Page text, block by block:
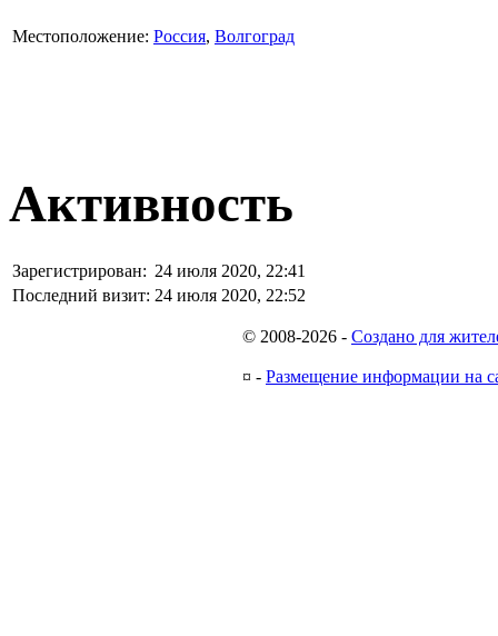
Местоположение: Россия, Волгоград
Активность
Зарегистрирован: 24 июля 2020, 22:41
Последний визит: 24 июля 2020, 22:52
© 2008-2026 - Создано для
¤ - Размещение информации на